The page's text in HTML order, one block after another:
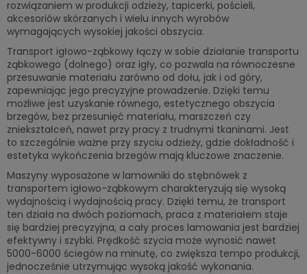
rozwiązaniem w produkcji odzieży, tapicerki, pościeli,
akcesoriów skórzanych i wielu innych wyrobów
wymagających wysokiej jakości obszycia.
Transport igłowo-ząbkowy łączy w sobie działanie transportu
ząbkowego (dolnego) oraz igły, co pozwala na równoczesne
przesuwanie materiału zarówno od dołu, jak i od góry,
zapewniając jego precyzyjne prowadzenie. Dzięki temu
możliwe jest uzyskanie równego, estetycznego obszycia
brzegów, bez przesunięć materiału, marszczeń czy
zniekształceń, nawet przy pracy z trudnymi tkaninami. Jest
to szczególnie ważne przy szyciu odzieży, gdzie dokładność i
estetyka wykończenia brzegów mają kluczowe znaczenie.
Maszyny wyposażone w lamowniki do stębnówek z
transportem igłowo-ząbkowym charakteryzują się wysoką
wydajnością i wydajnością pracy. Dzięki temu, że transport
ten działa na dwóch poziomach, praca z materiałem staje
się bardziej precyzyjna, a cały proces lamowania jest bardziej
efektywny i szybki. Prędkość szycia może wynosić nawet
5000-6000 ściegów na minutę, co zwiększa tempo produkcji,
jednocześnie utrzymując wysoką jakość wykonania.